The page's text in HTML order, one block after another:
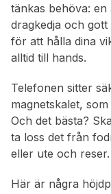
tänkas behöva:
dragkedja och
för att hålla dina
alltid till hands.
Telefonen sitter
magnetskalet,
Och det bästa?
ta loss det från
eller ute och reser.
Här är några